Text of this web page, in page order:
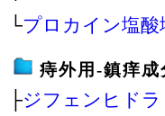
└プロカイン塩酸
痔外用‐鎮痒成
├ジフェンヒド